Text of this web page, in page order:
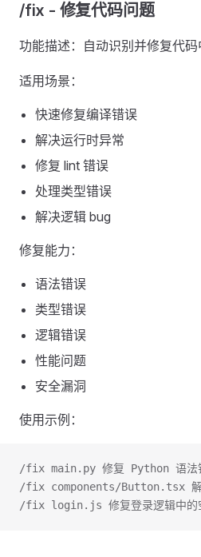
/fix - 修复代码问题
功能描述：自动识别并修复代码
适用场景：
快速修复编译错误
解决运行时异常
修复 lint 错误
处理类型错误
解决逻辑 bug
修复能力：
语法错误
类型错误
逻辑错误
性能问题
安全漏洞
使用示例：
/fix main.py 修复 Python 语法
/fix components/Button.tsx
/fix login.js 修复登录逻辑中的